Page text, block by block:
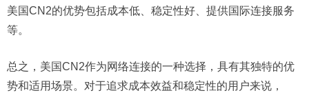
美国CN2的优势包括成本低、稳定性好、提供国际连接服务
等。
总之，美国CN2作为网络连接的一种选择，具有其独特的优
势和适用场景。对于追求成本效益和稳定性的用户来说，